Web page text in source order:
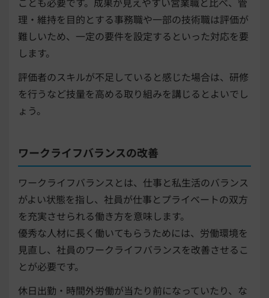
理・維持を目的とする事務職や一部の技術職は評価が
難しいため、一定の要件を設定するといった対応を要
します。
評価者のスキルが不足していると感じた場合は、研修
を行うなど技量を高める取り組みを講じるとよいでし
ょう。
ワークライフバランスの改善
ワークライフバランスとは、仕事と私生活のバランス
がよい状態を指し、社員が仕事とプライベートの双方
を充実させられる働き方を意味します。
優秀な人材に長く働いてもらうためには、労働環境を
見直し、社員のワークライフバランスを改善させるこ
とが必要です。
休日出勤・時間外労働が当たり前になっていたり、な